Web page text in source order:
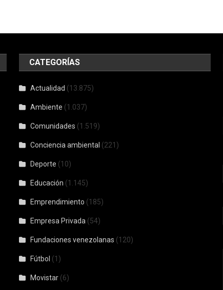
CATEGORÍAS
Actualidad (13.875)
Ambiente (1.037)
Comunidades (1.519)
Conciencia ambiental (221)
Deporte (10)
Educación (1.145)
Emprendimiento (185)
Empresa Privada (54)
Fundaciones venezolanas (120)
Fútbol (1)
Movistar (6)